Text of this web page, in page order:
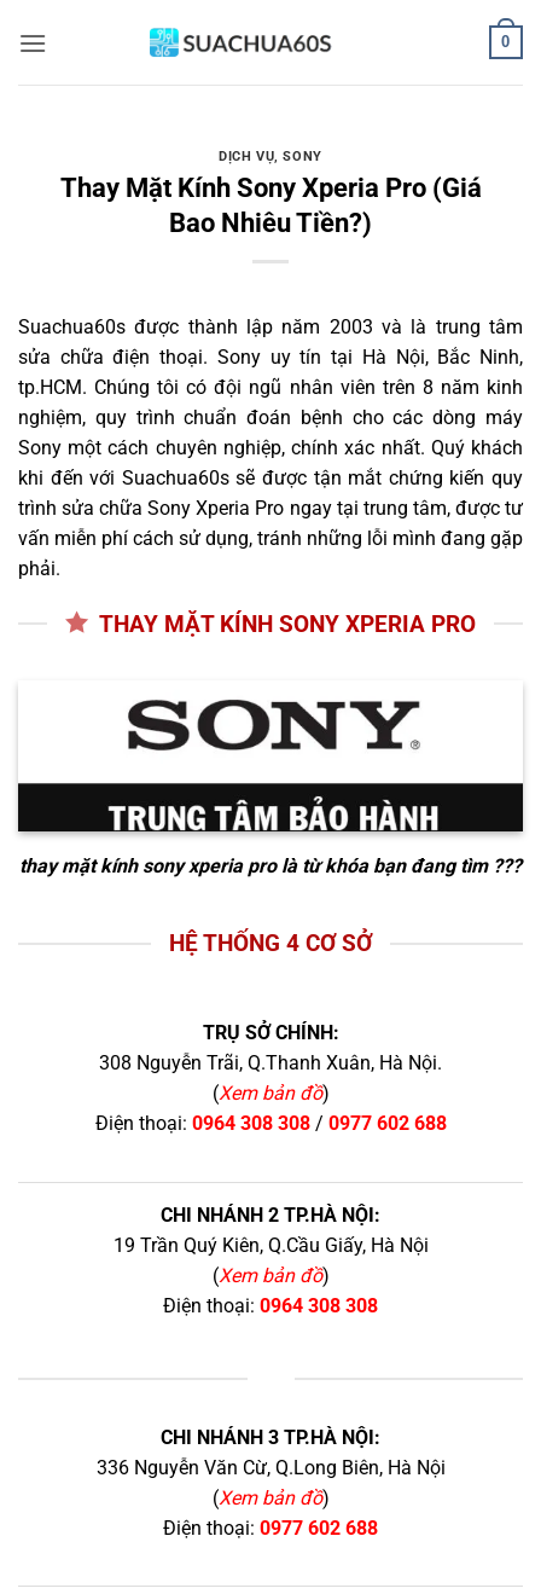
qua
0
DỊCH VỤ,SONY
Thay Mặt Kính Sony Xperia Pro (Giá
Bao Nhiêu Tiền?)
Suachua60s được thành lập năm 2003 và là trung tâm
sửa chữa điện thoại. Sony uy tín tại Hà Nội, Bắc Ninh,
tp.HCM. Chúng tôi có đội ngũ nhân viên trên 8 năm kinh
nghiệm, quy trình chuẩn đoán bệnh cho các dòng máy
Sony một cách chuyên nghiệp, chính xác nhất. Quý khách
khi đến với Suachua60s sẽ được tận mắt chứng kiến quy
trình sửa chữa Sony Xperia Pro ngay tại trung tâm, được tư
vấn miễn phí cách sử dụng, tránh những lỗi mình đang gặp
phải.
THAY MẶT KÍNH SONY XPERIA PRO
thay mặt kính sony xperia prolà từ khóa bạn đang tìm ???
HỆ THỐNG 4 CƠ SỞ
TRỤ SỞ CHÍNH:
308 Nguyễn Trãi, Q.Thanh Xuân, Hà Nội.
(Xem bản đồ)
Điện thoại: 0964 308 308/ 0977 602 688
CHI NHÁNH 2 TP.HÀ NỘI:
19 Trần Quý Kiên, Q.Cầu Giấy, Hà Nội
(Xem bản đồ)
Điện thoại: 0964 308 308
CHI NHÁNH 3 TP.HÀ NỘI:
336 Nguyễn Văn Cừ, Q.Long Biên, Hà Nội
(Xem bản đồ)
Điện thoại: 0977 602 688